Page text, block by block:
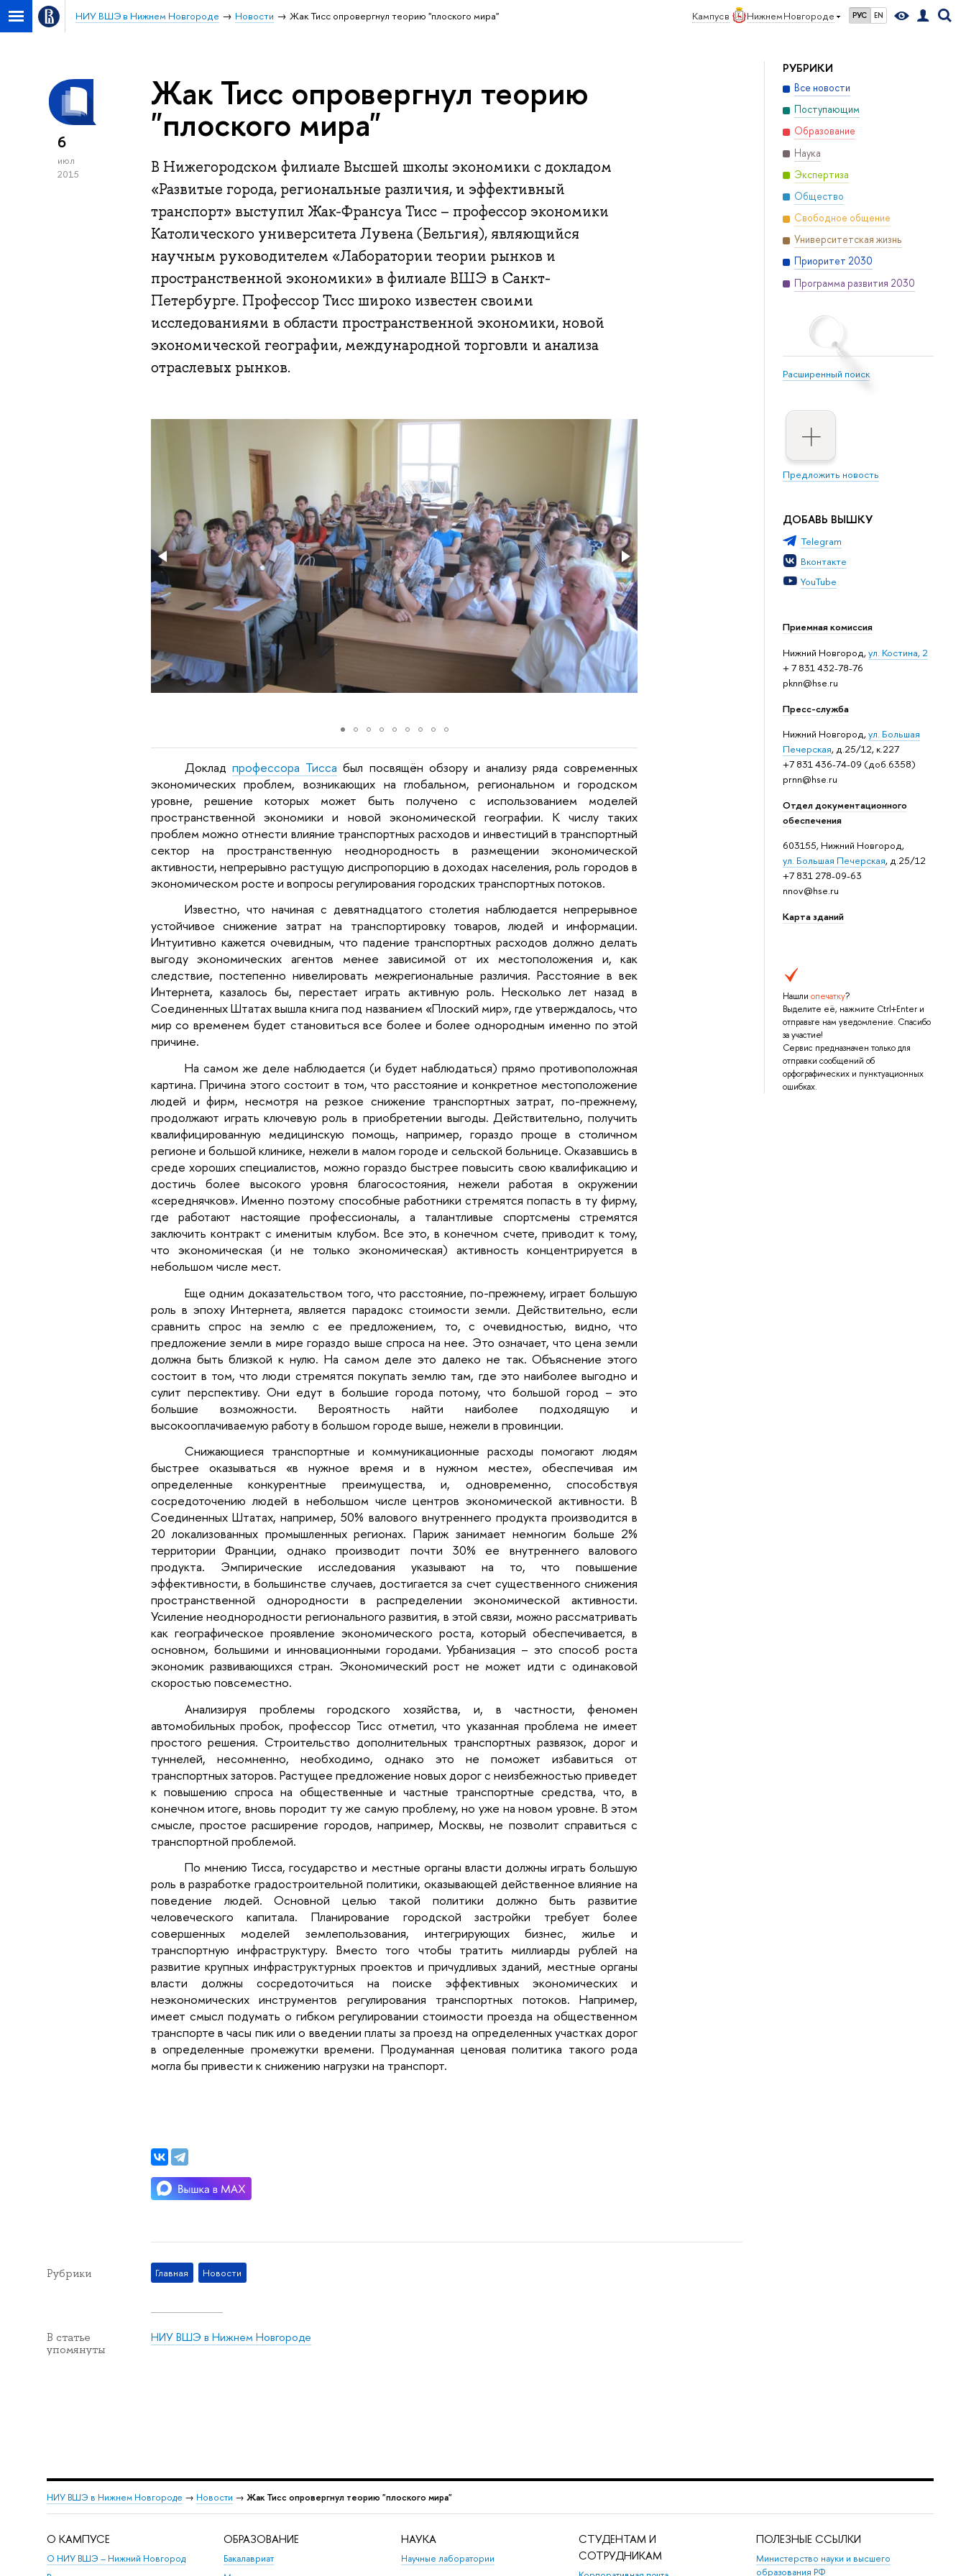
Кампус в Нижнем Новгороде РУС EN
НИУ ВШЭ в Нижнем Новгороде Новости Жак Тисс опровергнул теорию "плоского мира"
РУБРИКИ
Все новости
Поступающим
Образование
Наука
Экспертиза
Общество
Свободное общение
Университетская жизнь
Приоритет 2030
Программа развития 2030
Расширенный поиск
Предложить новость
ДОБАВЬ ВЫШКУ
Telegram
Вконтакте
YouTube
Приемная комиссия
Нижний Новгород,ул. Костина, 2
+ 7 831 432-78-76
pknn@hse.ru
Пресс-служба
Нижний Новгород,ул. Большая
Печерская, д.25/12, к.227
+7 831 436-74-09 (доб.6358)
prnn@hse.ru
Отдел документационного
обеспечения
603155, Нижний Новгород,
ул. Большая Печерская, д.25/12
+7 831 278-09-63
nnov@hse.ru
Карта зданий
Нашли опечатку?
Выделите её, нажмите Ctrl+Enter и
отправьте нам уведомление. Спасибо
за участие!
Сервис предназначен только для
отправки сообщений об
орфографических и пунктуационных
ошибках.
6
июл
2015
Жак Тисс опровергнул теорию
"плоского мира"
В Нижегородском филиале Высшей школы экономики с докладом
«Развитые города, региональные различия, и эффективный
транспорт» выступил Жак-Франсуа Тисс – профессор экономики
Католического университета Лувена (Бельгия), являющийся
научным руководителем «Лаборатории теории рынков и
пространственной экономики» в филиале ВШЭ в Санкт-
Петербурге. Профессор Тисс широко известен своими
исследованиями в области пространственной экономики, новой
экономической географии, международной торговли и анализа
отраслевых рынков.
Докладпрофессора Тисса был посвящён обзору и анализу ряда современных
экономических проблем, возникающих на глобальном, региональном и городском
уровне, решение которых может быть получено с использованием моделей
пространственной экономики и новой экономической географии. К числу таких
проблем можно отнести влияние транспортных расходов и инвестиций в транспортный
сектор на пространственную неоднородность в размещении экономической
активности, непрерывно растущую диспропорцию в доходах населения, роль городов в
экономическом росте и вопросы регулирования городских транспортных потоков.
Известно, что начиная с девятнадцатого столетия наблюдается непрерывное
устойчивое снижение затрат на транспортировку товаров, людей и информации.
Интуитивно кажется очевидным, что падение транспортных расходов должно делать
выгоду экономических агентов менее зависимой от их местоположения и, как
следствие, постепенно нивелировать межрегиональные различия. Расстояние в век
Интернета, казалось бы, перестает играть активную роль. Несколько лет назад в
Соединенных Штатах вышла книга под названием «Плоский мир», где утверждалось, что
мир со временем будет становиться все более и более однородным именно по этой
причине.
На самом же деле наблюдается (и будет наблюдаться) прямо противоположная
картина. Причина этого состоит в том, что расстояние и конкретное местоположение
людей и фирм, несмотря на резкое снижение транспортных затрат, по-прежнему,
продолжают играть ключевую роль в приобретении выгоды. Действительно, получить
квалифицированную медицинскую помощь, например, гораздо проще в столичном
регионе и большой клинике, нежели в малом городе и сельской больнице. Оказавшись в
среде хороших специалистов, можно гораздо быстрее повысить свою квалификацию и
достичь более высокого уровня благосостояния, нежели работая в окружении
«середнячков». Именно поэтому способные работники стремятся попасть в ту фирму,
где работают настоящие профессионалы, а талантливые спортсмены стремятся
заключить контракт с именитым клубом. Все это, в конечном счете, приводит к тому,
что экономическая (и не только экономическая) активность концентрируется в
небольшом числе мест.
Еще одним доказательством того, что расстояние, по-прежнему, играет большую
роль в эпоху Интернета, является парадокс стоимости земли. Действительно, если
сравнить спрос на землю с ее предложением, то, с очевидностью, видно, что
предложение земли в мире гораздо выше спроса на нее. Это означает, что цена земли
должна быть близкой к нулю. На самом деле это далеко не так. Объяснение этого
состоит в том, что люди стремятся покупать землю там, где это наиболее выгодно и
сулит перспективу. Они едут в большие города потому, что большой город – это
большие возможности. Вероятность найти наиболее подходящую и
высокооплачиваемую работу в большом городе выше, нежели в провинции.
Снижающиеся транспортные и коммуникационные расходы помогают людям
быстрее оказываться «в нужное время и в нужном месте», обеспечивая им
определенные конкурентные преимущества, и, одновременно, способствуя
сосредоточению людей в небольшом числе центров экономической активности. В
Соединенных Штатах, например, 50% валового внутреннего продукта производится в
20 локализованных промышленных регионах. Париж занимает немногим больше 2%
территории Франции, однако производит почти 30% ее внутреннего валового
продукта. Эмпирические исследования указывают на то, что повышение
эффективности, в большинстве случаев, достигается за счет существенного снижения
пространственной однородности в распределении экономической активности.
Усиление неоднородности регионального развития, в этой связи, можно рассматривать
как географическое проявление экономического роста, который обеспечивается, в
основном, большими и инновационными городами. Урбанизация – это способ роста
экономик развивающихся стран. Экономический рост не может идти с одинаковой
скоростью повсеместно.
Анализируя проблемы городского хозяйства, и, в частности, феномен
автомобильных пробок, профессор Тисс отметил, что указанная проблема не имеет
простого решения. Строительство дополнительных транспортных развязок, дорог и
туннелей, несомненно, необходимо, однако это не поможет избавиться от
транспортных заторов. Растущее предложение новых дорог с неизбежностью приведет
к повышению спроса на общественные и частные транспортные средства, что, в
конечном итоге, вновь породит ту же самую проблему, но уже на новом уровне. В этом
смысле, простое расширение городов, например, Москвы, не позволит справиться с
транспортной проблемой.
По мнению Тисса, государство и местные органы власти должны играть большую
роль в разработке градостроительной политики, оказывающей действенное влияние на
поведение людей. Основной целью такой политики должно быть развитие
человеческого капитала. Планирование городской застройки требует более
совершенных моделей землепользования, интегрирующих бизнес, жилье и
транспортную инфраструктуру. Вместо того чтобы тратить миллиарды рублей на
развитие крупных инфраструктурных проектов и причудливых зданий, местные органы
власти должны сосредоточиться на поиске эффективных экономических и
неэкономических инструментов регулирования транспортных потоков. Например,
имеет смысл подумать о гибком регулировании стоимости проезда на общественном
транспорте в часы пик или о введении платы за проезд на определенных участках дорог
в определенные промежутки времени. Продуманная ценовая политика такого рода
могла бы привести к снижению нагрузки на транспорт.
Рубрики Главная Новости
В статье
упомянуты
НИУ ВШЭ в Нижнем Новгороде
НИУ ВШЭ в Нижнем Новгороде → Новости → Жак Тисс опровергнул теорию "плоского мира"
О КАМПУСЕ
О НИУ ВШЭ – Нижний Новгород
ОБРАЗОВАНИЕ
Бакалавриат
НАУКА
Научные лаборатории
СТУДЕНТАМ И
СОТРУДНИКАМ
ПОЛЕЗНЫЕ ССЫЛКИ
Министерство науки и высшего
образования РФ